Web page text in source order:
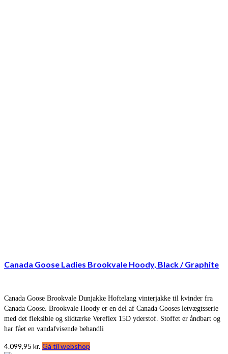
Canada Goose Ladies Brookvale Hoody, Black / Graphite
Canada Goose Brookvale Dunjakke Hoftelang vinterjakke til kvinder fra
Canada Goose. Brookvale Hoody er en del af Canada Gooses letvægtsserie
med det fleksible og slidtærke Vereflex 15D yderstof. Stoffet er åndbart og
har fået en vandafvisende behandli
4.099,95 kr. Gå til webshop